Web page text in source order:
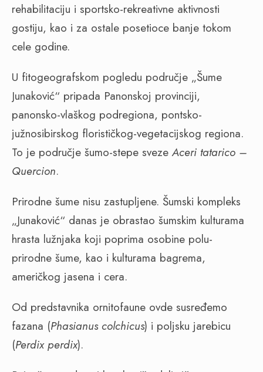
rehabilitaciju i sportsko-rekreativne aktivnosti
gostiju, kao i za ostale posetioce banje tokom
cele godine.
U fitogeografskom pogledu područje „Šume
Junaković“ pripada Panonskoj provinciji,
panonsko-vlaškog podregiona, pontsko-
južnosibirskog florističkog-vegetacijskog regiona.
To je područje šumo-stepe svezeAceri tatarico –
Quercion.
Prirodne šume nisu zastupljene. Šumski kompleks
„Junaković“ danas je obrastao šumskim kulturama
hrasta lužnjaka koji poprima osobine polu-
prirodne šume, kao i kulturama bagrema,
američkog jasena i cera.
Od predstavnika ornitofaune ovde susređemo
fazana (Phasianus colchicus) i poljsku jarebicu
(Perdix perdix).